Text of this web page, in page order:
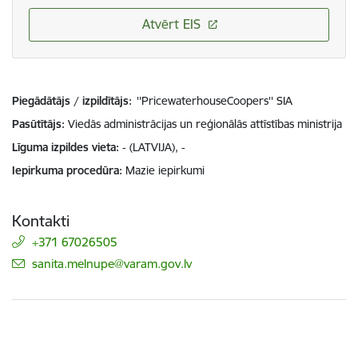
Atvērt EIS
Piegādātājs / izpildītājs: ''PricewaterhouseCoopers'' SIA
Pasūtītājs Viedās administrācijas un reģionālās attīstības ministrija
Līguma izpildes vieta - (LATVIJA), -
Iepirkuma procedūra Mazie iepirkumi
Kontakti
+371 67026505
E-pasts:
sanita.melnupe@varam.gov.lv